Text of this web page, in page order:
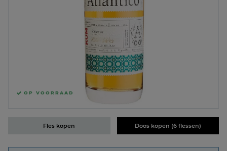
OP VOORRAAD
Fles kopen Doos kopen (6 flessen)